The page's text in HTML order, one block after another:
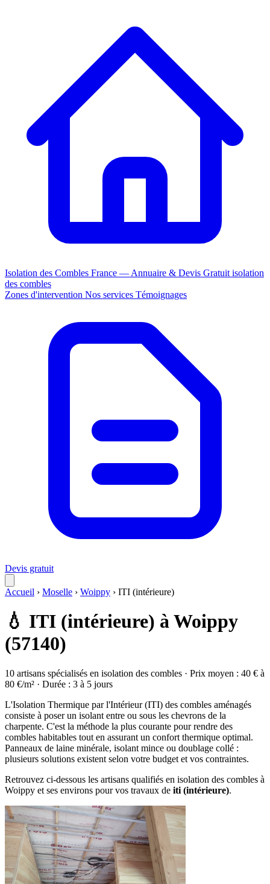
Isolation des Combles France — Annuaire & Devis Gratuit isolation
des combles
Zones d'intervention Nos services Témoignages
Devis gratuit
Accueil › Moselle › Woippy › ITI (intérieure)
💧 ITI (intérieure) à Woippy
(57140)
10 artisans spécialisés en isolation des combles · Prix moyen : 40 € à
80 €/m² · Durée : 3 à 5 jours
L'Isolation Thermique par l'Intérieur (ITI) des combles aménagés
consiste à poser un isolant entre ou sous les chevrons de la
charpente. C'est la méthode la plus courante pour rendre des
combles habitables tout en assurant un confort thermique optimal.
Panneaux de laine minérale, isolant mince ou doublage collé :
plusieurs solutions existent selon votre budget et vos contraintes.
Retrouvez ci-dessous les artisans qualifiés en isolation des combles à
Woippy et ses environs pour vos travaux de iti (intérieure).